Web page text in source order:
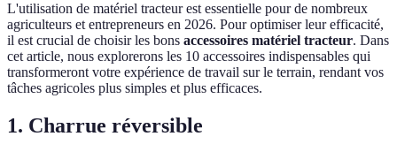
L'utilisation de matériel tracteur est essentielle pour de nombreux
agriculteurs et entrepreneurs en 2026. Pour optimiser leur efficacité,
il est crucial de choisir les bons accessoires matériel tracteur. Dans
cet article, nous explorerons les 10 accessoires indispensables qui
transformeront votre expérience de travail sur le terrain, rendant vos
tâches agricoles plus simples et plus efficaces.
1. Charrue réversible